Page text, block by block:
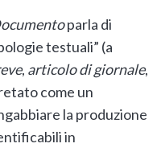
parla di
testuali” (a
, articolo di giornale,
come un
la produzione
in